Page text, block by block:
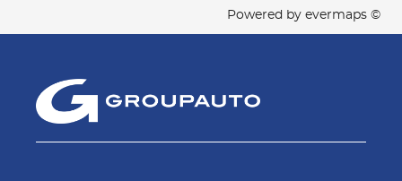
Powered by evermaps ©